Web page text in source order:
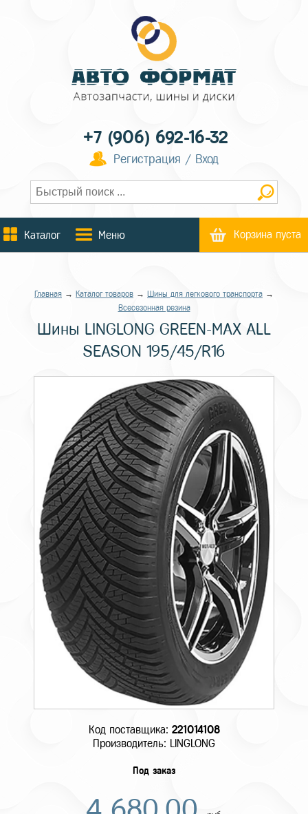
+7 (906) 692-16-32
Регистрация / Вход
Каталог Меню Корзина пуста
Главная → Каталог товаров → Шины для легкового транспорта →
Всесезонная резина
Шины LINGLONG GREEN-MAX ALL
SEASON 195/45/R16
Код поставщика: 221014108
Производитель: LINGLONG
Под заказ